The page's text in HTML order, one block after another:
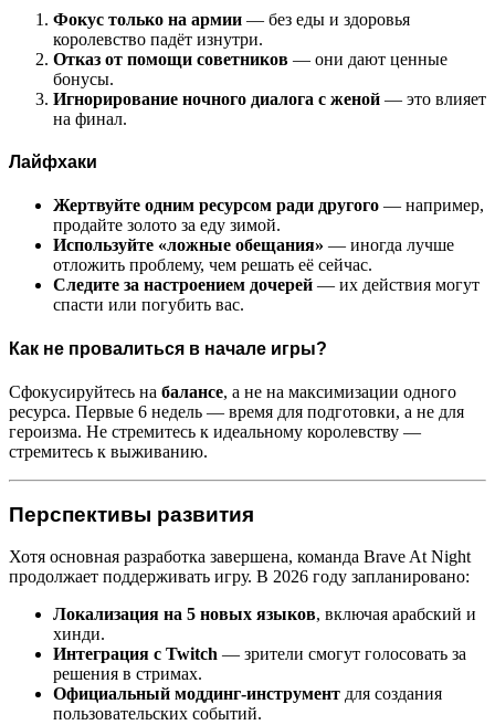
Фокус только на армии — без еды и здоровья
королевство падёт изнутри.
Отказ от помощи советников — они дают ценные
бонусы.
Игнорирование ночного диалога с женой — это влияет
на финал.
Лайфхаки
Жертвуйте одним ресурсом ради другого — например,
продайте золото за еду зимой.
Используйте «ложные обещания» — иногда лучше
отложить проблему, чем решать её сейчас.
Следите за настроением дочерей — их действия могут
спасти или погубить вас.
Как не провалиться в начале игры?
Сфокусируйтесь на балансе, а не на максимизации одного
ресурса. Первые 6 недель — время для подготовки, а не для
героизма. Не стремитесь к идеальному королевству —
стремитесь к выживанию.
Перспективы развития
Хотя основная разработка завершена, команда Brave At Night
продолжает поддерживать игру. В 2026 году запланировано:
Локализация на 5 новых языков, включая арабский и
хинди.
Интеграция с Twitch — зрители смогут голосовать за
решения в стримах.
Официальный моддинг-инструмент для создания
пользовательских событий.